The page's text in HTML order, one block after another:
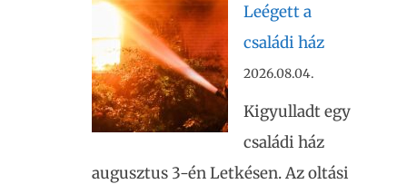
Leégett a
családi ház
2026.08.04.
Kigyulladt egy
családi ház
augusztus 3-én Letkésen. Az oltási